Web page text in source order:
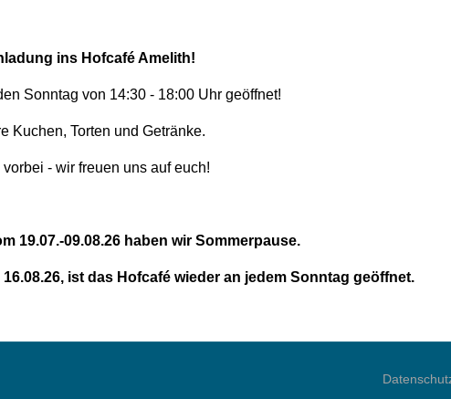
ins Hofcafé Amelith!
Sonntag von 14:30 - 18:00 Uhr geöffnet!
Kuchen, Torten und Getränke.
vorbei - wir freuen uns auf euch!
19.07.-09.08.26 haben wir Sommerpause.
ist das Hofcafé wieder an jedem Sonntag geöffnet.